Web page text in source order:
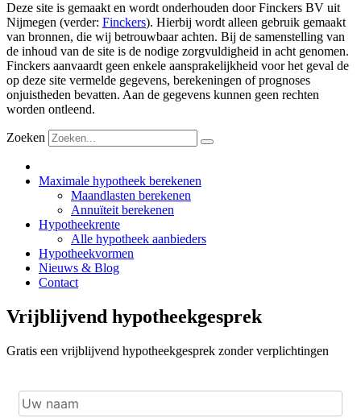
Deze site is gemaakt en wordt onderhouden door Finckers BV uit
Nijmegen (verder: Finckers). Hierbij wordt alleen gebruik gemaakt
van bronnen, die wij betrouwbaar achten. Bij de samenstelling van
de inhoud van de site is de nodige zorgvuldigheid in acht genomen.
Finckers aanvaardt geen enkele aansprakelijkheid voor het geval de
op deze site vermelde gegevens, berekeningen of prognoses
onjuistheden bevatten. Aan de gegevens kunnen geen rechten
worden ontleend.
Zoeken
Maximale hypotheek berekenen
Maandlasten berekenen
Annuïteit berekenen
Hypotheekrente
Alle hypotheek aanbieders
Hypotheekvormen
Nieuws & Blog
Contact
Vrijblijvend hypotheekgesprek
Gratis een vrijblijvend hypotheekgesprek zonder verplichtingen